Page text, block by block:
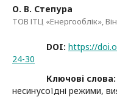
О. В. Степура
ТОВ ІТЦ «Енергооблік»,
DOI: https://
24-30
Ключові слова:
несинусоїдні режими,